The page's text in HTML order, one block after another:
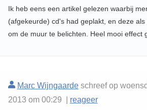
Ik heb eens een artikel gelezen waarbij
(afgekeurde) cd's had geplakt, en deze
om de muur te belichten. Heel mooi effect
Marc Wijngaardeschreef op
2013 om 00:29 | reageer